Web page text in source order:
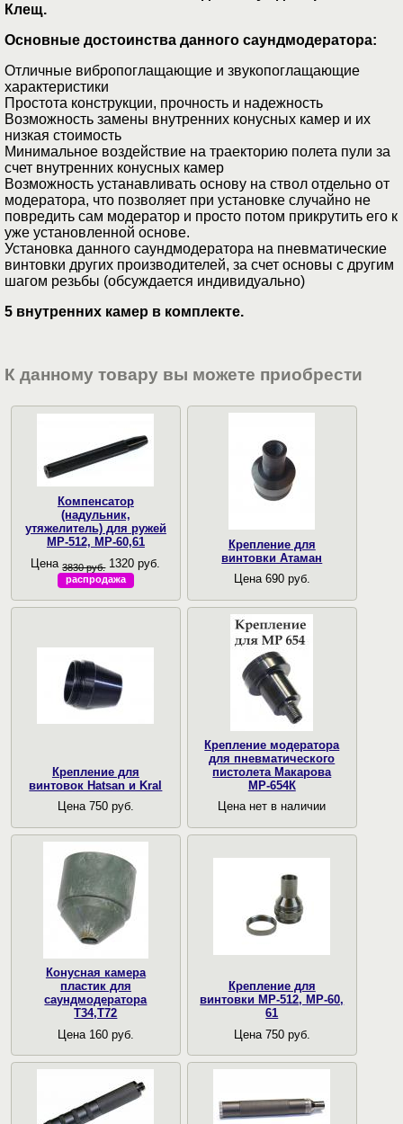
Клещ.
Основные достоинства данного саундмодератора:
Отличные вибропоглащающие и звукопоглащающие
характеристики
Простота конструкции, прочность и надежность
Возможность замены внутренних конусных камер и их
низкая стоимость
Минимальное воздействие на траекторию полета пули за
счет внутренних конусных камер
Возможность устанавливать основу на ствол отдельно от
модератора, что позволяет при установке случайно не
повредить сам модератор и просто потом прикрутить его к
уже установленной основе.
Установка данного саундмодератора на пневматические
винтовки других производителей, за счет основы с другим
шагом резьбы (обсуждается индивидуально)
5 внутренних камер в комплекте.
К данному товару вы можете приобрести
Компенсатор
(надульник,
утяжелитель) для ружей
МР-512, МР-60,61
Цена3830 руб. 1320 руб.
распродажа
Крепление для
винтовки Атаман
Цена 690 руб.
Крепление для
винтовок Hatsan и Kral
Цена 750 руб.
Крепление модератора
для пневматического
пистолета Макарова
МР-654К
Цена нет в наличии
Конусная камера
пластик для
саундмодератора
Т34,Т72
Цена 160 руб.
Крепление для
винтовки МР-512, МР-60,
61
Цена 750 руб.